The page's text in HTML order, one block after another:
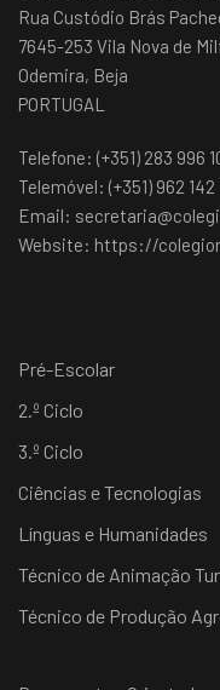
Rua Custódio Brás
7645-253 Vila Nova de
Odemira, Beja
PORTUGAL
Telefone: (+351) 283 996
Telemóvel: (+351) 962 142
Email:
Website: https://
Pré-Escolar
2.º Ciclo
3.º Ciclo
Ciências e Tecnologias
Línguas e Humanidades
Técnico de Animação
Técnico de Produção